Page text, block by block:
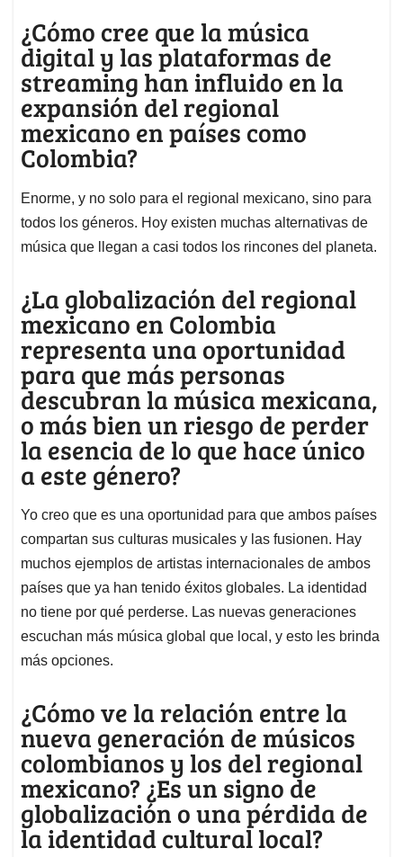
¿Cómo cree que la música
digital y las plataformas de
streaming han influido en la
expansión del regional
mexicano en países como
Colombia?
Enorme, y no solo para el regional mexicano, sino para
todos los géneros. Hoy existen muchas alternativas de
música que llegan a casi todos los rincones del planeta.
¿La globalización del regional
mexicano en Colombia
representa una oportunidad
para que más personas
descubran la música mexicana,
o más bien un riesgo de perder
la esencia de lo que hace único
a este género?
Yo creo que es una oportunidad para que ambos países
compartan sus culturas musicales y las fusionen. Hay
muchos ejemplos de artistas internacionales de ambos
países que ya han tenido éxitos globales. La identidad
no tiene por qué perderse. Las nuevas generaciones
escuchan más música global que local, y esto les brinda
más opciones.
¿Cómo ve la relación entre la
nueva generación de músicos
colombianos y los del regional
mexicano? ¿Es un signo de
globalización o una pérdida de
la identidad cultural local?